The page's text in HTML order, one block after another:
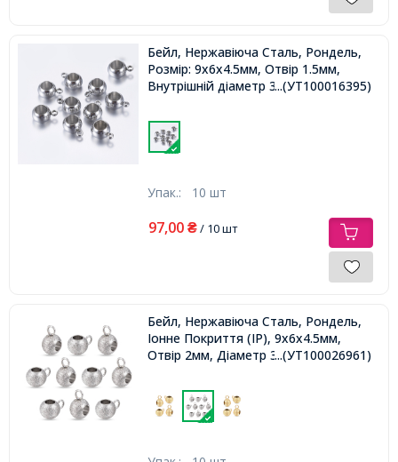
Бейл, Нержавіюча Сталь, Рондель,
Розмір: 9x6x4.5мм, Отвір 1.5мм,
Внутрішній діаметр 3мм,...(УТ100016395)
Упак.: 10 шт
97,00 ₴/ 10 шт
Бейл, Нержавіюча Сталь, Рондель,
Іонне Покриття (IP), 9х6х4.5мм,
Отвір 2мм, Діаметр 3мм,...(УТ100026961)